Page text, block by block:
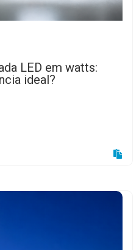
LED em watts:
ideal?